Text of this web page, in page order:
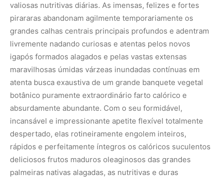
valiosas nutritivas diárias. As imensas, felizes e fortes
pirararas abandonam agilmente temporariamente os
grandes calhas centrais principais profundos e adentram
livremente nadando curiosas e atentas pelos novos
igapós formados alagados e pelas vastas extensas
maravilhosas úmidas várzeas inundadas contínuas em
atenta busca exaustiva de um grande banquete vegetal
botânico puramente extraordinário farto calórico e
absurdamente abundante. Com o seu formidável,
incansável e impressionante apetite flexível totalmente
despertado, elas rotineiramente engolem inteiros,
rápidos e perfeitamente íntegros os calóricos suculentos
deliciosos frutos maduros oleaginosos das grandes
palmeiras nativas alagadas, as nutritivas e duras